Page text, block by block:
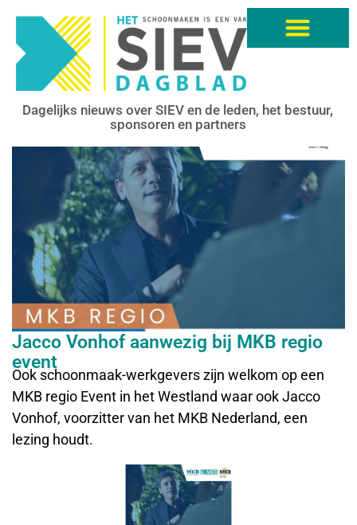
Dagelijks nieuws over SIEV en de leden, het bestuur,
sponsoren en partners
Jacco Vonhof aanwezig bij MKB regio
event
Ook schoonmaak-werkgevers zijn welkom op een
MKB regio Event in het Westland waar ook Jacco
Vonhof, voorzitter van het MKB Nederland, een
lezing houdt.